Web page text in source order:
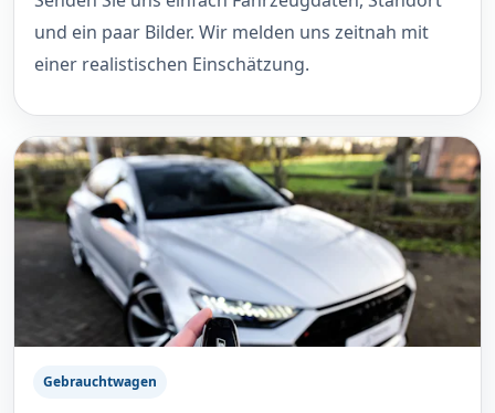
und ein paar Bilder. Wir melden uns zeitnah mit
einer realistischen Einschätzung.
Gebrauchtwagen